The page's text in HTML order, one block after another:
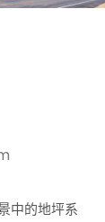
中的地坪系